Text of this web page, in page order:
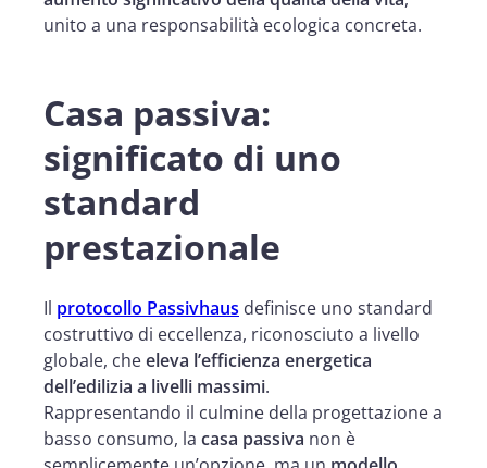
unito a una responsabilità ecologica concreta.
Casa passiva:
significato di uno
standard
prestazionale
Il protocollo Passivhaus definisce uno standard
costruttivo di eccellenza, riconosciuto a livello
globale, cheeleva l’efficienza energetica
dell’edilizia a livelli massimi.
Rappresentando il culmine della progettazione a
basso consumo, la casa passiva non è